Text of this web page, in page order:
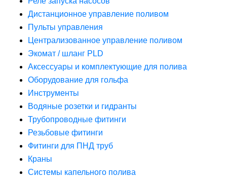
Дистанционное управление поливом
Пульты управления
Централизованное управление поливом
Экомат / шланг PLD
Аксессуары и комплектующие для полива
Оборудование для гольфа
Инструменты
Водяные розетки и гидранты
Трубопроводные фитинги
Резьбовые фитинги
Фитинги для ПНД труб
Краны
Системы капельного полива